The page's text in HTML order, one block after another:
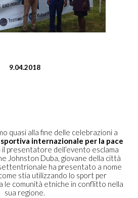
9.04.2018
quasi alla fine delle celebrazioni a
internazionale per la pace
il presentatore dell’evento esclama
Johnston Duba, giovane della città
ha presentato a nome
stia utilizzando lo sport per
le comunità etniche in conflitto nella
sua regione.